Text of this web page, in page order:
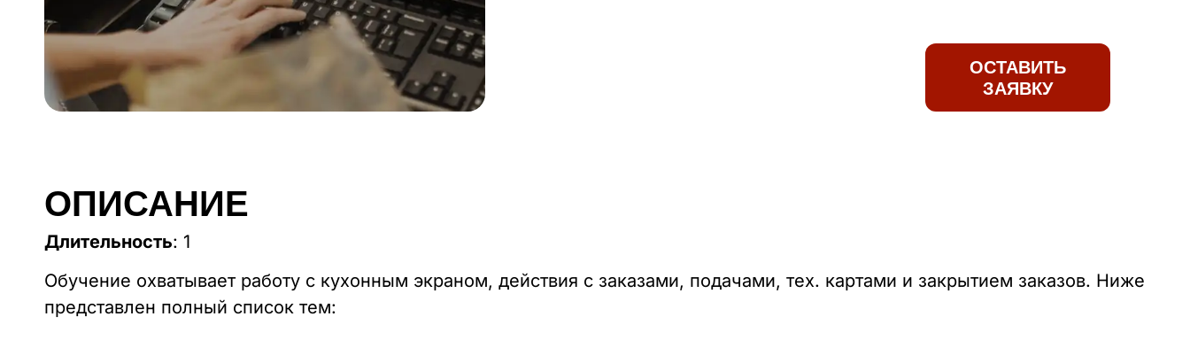
ОСТАВИТЬ
ЗАЯВКУ
ОПИСАНИЕ
Длительность: 1
Обучение охватывает работу с кухонным экраном, действия с заказами, подачами, тех. картами и закрытием заказов. Ниже
представлен полный список тем: